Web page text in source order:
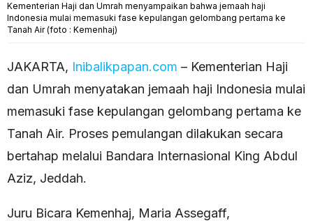
Kementerian Haji dan Umrah menyampaikan bahwa jemaah haji
Indonesia mulai memasuki fase kepulangan gelombang pertama ke
Tanah Air (foto : Kemenhaj)
JAKARTA, Inibalikpapan.com – Kementerian Haji
dan Umrah menyatakan jemaah haji Indonesia mulai
memasuki fase kepulangan gelombang pertama ke
Tanah Air. Proses pemulangan dilakukan secara
bertahap melalui Bandara Internasional King Abdul
Aziz, Jeddah.
Juru Bicara Kemenhaj, Maria Assegaff,